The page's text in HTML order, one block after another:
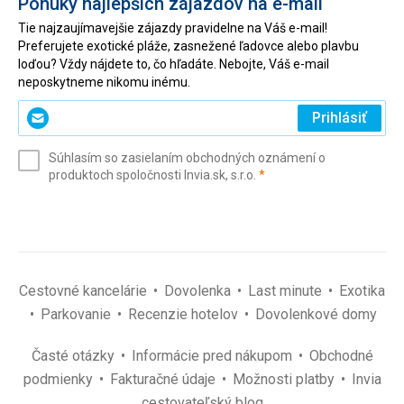
sme sa dokonca aj s černoškom predávajúcim suveníry na
pláži. Ani títo "plážový obchodníci" neboli takí dotieraví, ako
si ich pamätáme z iných rezortov. No proste paráda -
pohoda, klídek a tabáček...
Tie najzaujímavejšie zájazdy pravidelne na Váš e-mail!
Preferujete exotické pláže, zasnežené ľadovce alebo plavbu
loďou? Vždy nájdete to, čo hľadáte. Nebojte, Váš e-mail
neposkytneme nikomu inému.
Zadajte
svoj
(povinné)
Prihlásiť
Súhlasím so zasielaním obchodných oznámení o
produktoch spoločnosti Invia.sk, s.r.o. *(povinné)
Cestovné kancelárie Dovolenka Last minute
Exotika
Parkovanie
Recenzie hotelov Dovolenkové domy
Časté otázky Informácie pred nákupom
Obchodné
podmienky
Fakturačné údaje Možnosti platby
Invia